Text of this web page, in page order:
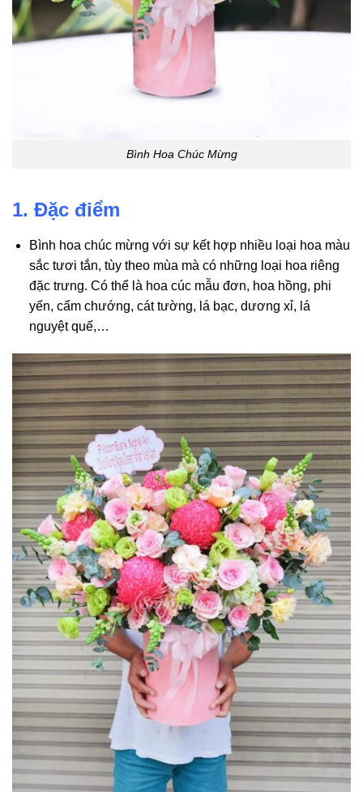
Bình Hoa Chúc Mừng
1. Đặc điểm
Bình hoa chúc mừng với sự kết hợp nhiều loại hoa màu
sắc tươi tắn, tùy theo mùa mà có những loại hoa riêng
đặc trưng. Có thể là hoa cúc mẫu đơn, hoa hồng, phi
yến, cẩm chướng, cát tường, lá bạc, dương xỉ, lá
nguyệt quế,…